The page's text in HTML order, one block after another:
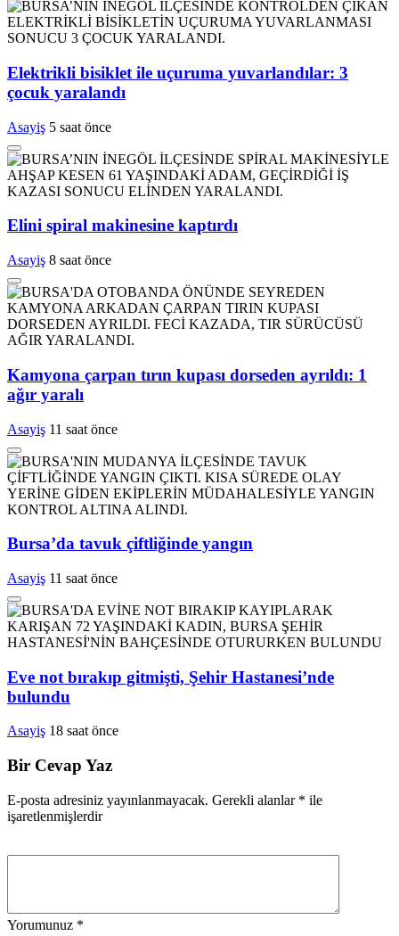
Elektrikli bisiklet ile uçuruma yuvarlandılar: 3
çocuk yaralandı
Asayiş 5 saat önce
Elini spiral makinesine kaptırdı
Asayiş 8 saat önce
Kamyona çarpan tırın kupası dorseden ayrıldı: 1
ağır yaralı
Asayiş 11 saat önce
Bursa’da tavuk çiftliğinde yangın
Asayiş 11 saat önce
Eve not bırakıp gitmişti, Şehir Hastanesi’nde
bulundu
Asayiş 18 saat önce
Bir Cevap Yaz
E-posta adresiniz yayınlanmayacak. Gerekli alanlar * ile
işaretlenmişlerdir
Yorumunuz *